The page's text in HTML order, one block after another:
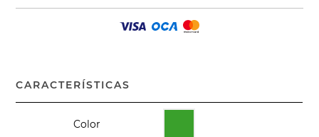
CARACTERÍSTICAS
Color